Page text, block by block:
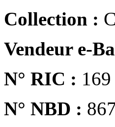
Collection :
Vendeur e-
N° RIC : 169
N° NBD :